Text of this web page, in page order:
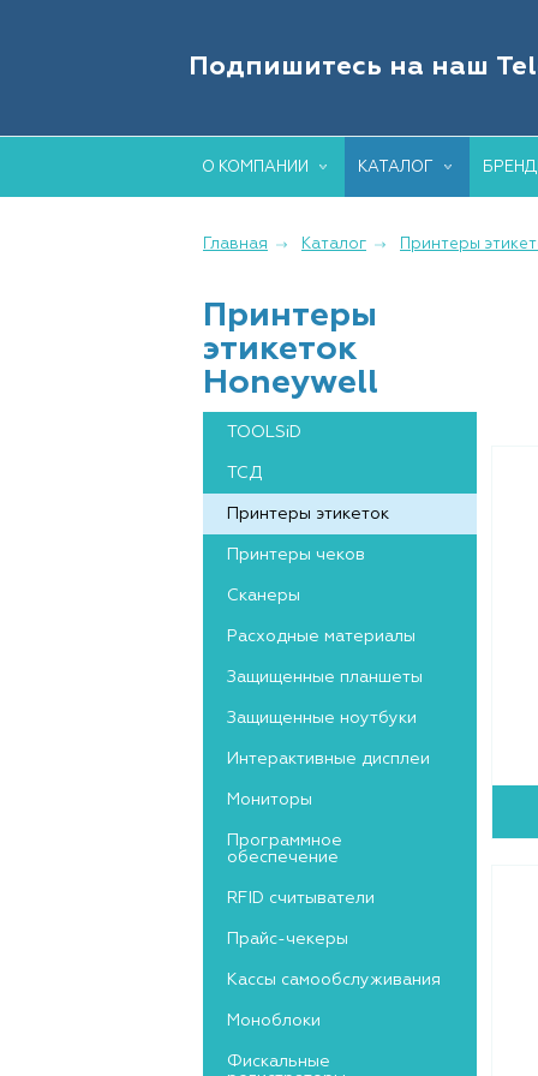
Подпишитесь на наш
IT-
О КОМПАНИИ КАТАЛОГ
Главная Каталог Принтеры
Принтеры
этикеток
Honeywell
TOOLSiD
ТСД
Принтеры этикеток
Принтеры чеков
Сканеры
Расходные материалы
Защищенные планшеты
Защищенные ноутбуки
Интерактивные дисплеи
Мониторы
Программное
обеспечение
RFID считыватели
Прайс-чекеры
Кассы самообслуживания
Моноблоки
Фискальные